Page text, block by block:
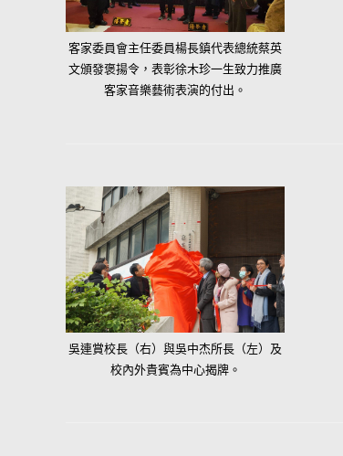
客家委員會主任委員楊長鎮代表總統蔡英
文頒發褒揚令，表彰徐木珍一生致力推廣
客家音樂藝術表演的付出。
吳連賞校長（右）與吳中杰所長（左）及
校內外貴賓為中心揭牌。